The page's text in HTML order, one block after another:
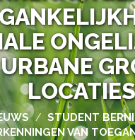
LOCATIES
/ STUDENT
VAN